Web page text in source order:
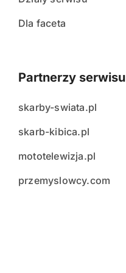
Dla faceta
Partnerzy serwisu
skarby-swiata.pl
skarb-kibica.pl
mototelewizja.pl
przemyslowcy.com